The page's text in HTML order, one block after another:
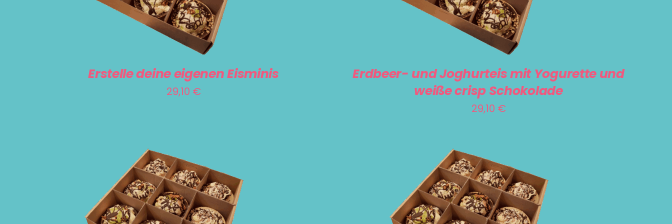
Erstelle deine eigenen Eisminis
29,10 €
Erdbeer- und Joghurteis mit Yogurette und
weiße crisp Schokolade
29,10 €
IN DEN WARENKORB / DETAILS IN DEN WARENKORB / DETAILS